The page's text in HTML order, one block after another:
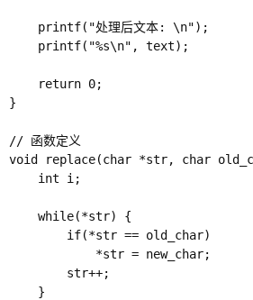
    printf("处理后文本: \n");
    printf("%s\n", text);
    return 0;
}
// 函数定义
void replace(char *str, char
    int i;
    while(*str) {
        if(*str == old_char)
            *str = new_char;
        str++;
    }